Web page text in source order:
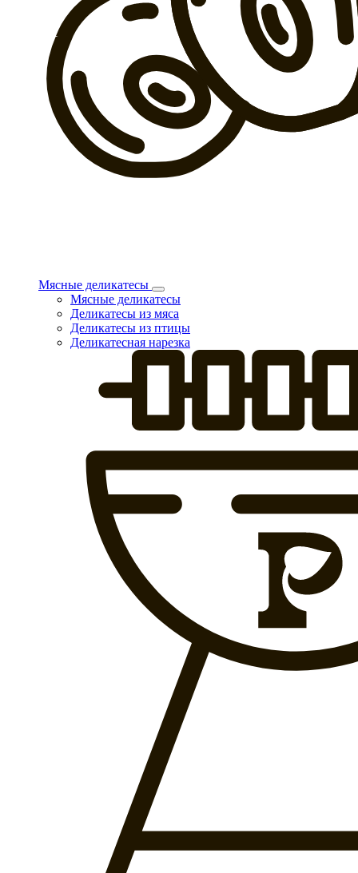
Мясные деликатесы
Мясные деликатесы
Деликатесы из мяса
Деликатесы из птицы
Деликатесная нарезка